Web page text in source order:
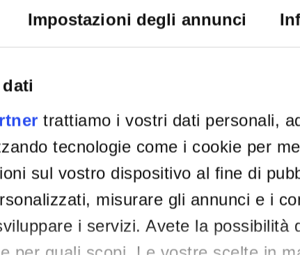
Impostazioni degli annunci
trattiamo i vostri dati personali,
tecnologie come i cookie per
sul vostro dispositivo al fine di
misurare gli annunci e i
i servizi. Avete la possibilità